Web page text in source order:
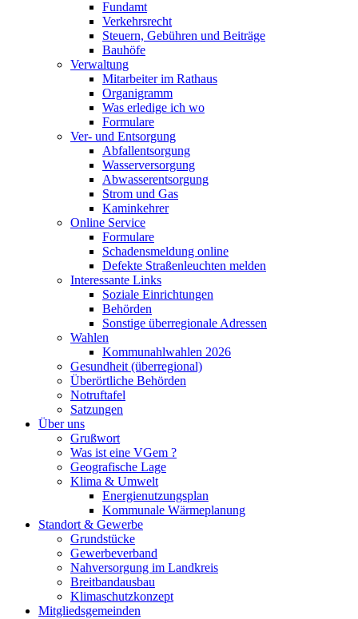
Fundamt
Verkehrsrecht
Steuern, Gebühren und Beiträge
Bauhöfe
Verwaltung
Mitarbeiter im Rathaus
Organigramm
Was erledige ich wo
Formulare
Ver- und Entsorgung
Abfallentsorgung
Wasserversorgung
Abwasserentsorgung
Strom und Gas
Kaminkehrer
Online Service
Formulare
Schadensmeldung online
Defekte Straßenleuchten melden
Interessante Links
Soziale Einrichtungen
Behörden
Sonstige überregionale Adressen
Wahlen
Kommunahlwahlen 2026
Gesundheit (überregional)
Überörtliche Behörden
Notruftafel
Satzungen
Über uns
Grußwort
Was ist eine VGem ?
Geografische Lage
Klima & Umwelt
Energienutzungsplan
Kommunale Wärmeplanung
Standort & Gewerbe
Grundstücke
Gewerbeverband
Nahversorgung im Landkreis
Breitbandausbau
Klimaschutzkonzept
Mitgliedsgemeinden